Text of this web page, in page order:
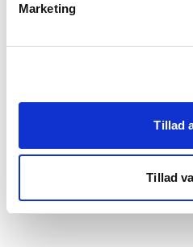
Marketing
Tillad
Tillad